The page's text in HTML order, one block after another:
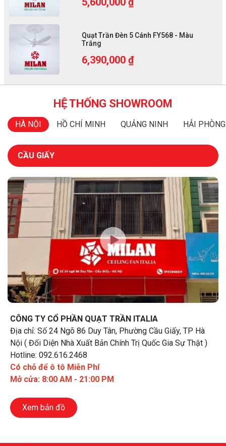
Quạt Trần Đèn 5 Cánh FY568 - Màu
Trắng
6,390,000 ₫
HỆ THỐNG SHOWROOM
HÀ NỘI HỒ CHÍ MINH QUẢNG NINH HẢI PHÒNG
CẦU GIẤY
CÔNG TY CỔ PHẦN QUẠT TRẦN ITALIA
Địa chỉ: Số 24 Ngõ 86 Duy Tân, Phường Cầu Giấy, TP Hà
Nội ( Đối Diện Nhà Xuất Bản Chính Trị Quốc Gia Sự Thật )
Hotline: 092.616.2468
Có chỗ để ô tô Miễn Phí
Mở cửa: 8:00 AM - 21:00 PM
Xem bản đồ